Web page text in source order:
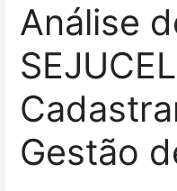
Análise
Gestão